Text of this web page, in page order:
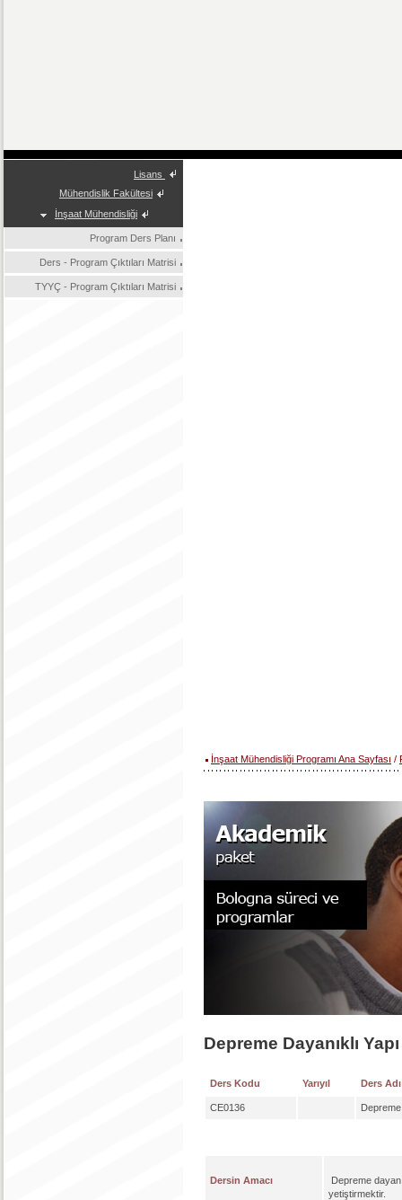
Lisans
Mühendislik Fakültesi
İnşaat Mühendisliği
Program Ders Planı
Ders - Program Çıktıları Matrisi
TYYÇ - Program Çıktıları Matrisi
İnşaat Mühendisliği Programı Ana Sayfası /
Depreme Dayanıklı Yapı
Ders Kodu Yarıyıl Ders Adı
CE0136 Depreme
Dersin Amacı
Depreme
yetiştirmektir.